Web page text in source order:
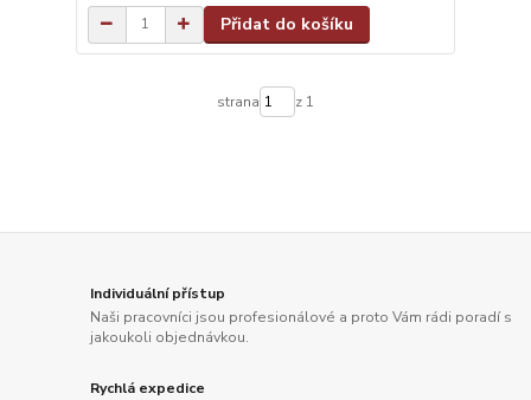
Přidat do košíku
strana z 1
Individuální přístup
Naši pracovníci jsou profesionálové a proto Vám rádi poradí s
jakoukoli objednávkou.
Rychlá expedice